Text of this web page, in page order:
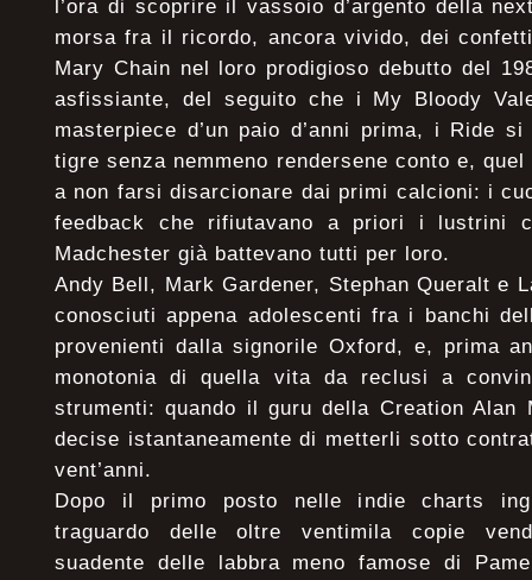
l’ora di scoprire il vassoio d’argento della
morsa fra il ricordo, ancora vivido, dei
Mary Chain nel loro prodigioso debutto del
asfissiante, del seguito che i My Bloody
masterpiece d’un paio d’anni prima, i Ride
tigre senza nemmeno rendersene conto e,
a non farsi disarcionare dai primi calcioni: i
feedback che rifiutavano a priori i lustrini
Madchester già battevano tutti per loro.
Andy Bell, Mark Gardener, Stephan Queralt e
conosciuti appena adolescenti fra i banchi
provenienti dalla signorile Oxford, e, prima
monotonia di quella vita da reclusi a
strumenti: quando il guru della Creation Alan
decise istantaneamente di metterli sotto
vent’anni.
Dopo il primo posto nelle indie charts
traguardo delle oltre ventimila copie
suadente delle labbra meno famose di